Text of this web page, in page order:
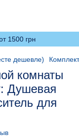
1500 грн
дешевле)
комнаты
Душевая
для